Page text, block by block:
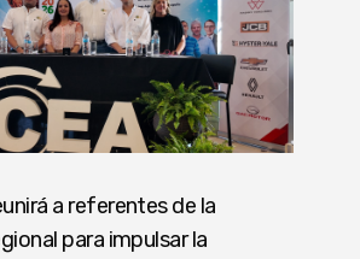
a referentes de la
para impulsar la